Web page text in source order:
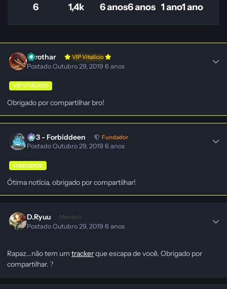
6 1,4k 6 anos6 anos 1 ano1 ano
Zerothar VIP Vitalício
PostadoOutubro 29, 20196 anos
VIP VITALÍCIO
Obrigado por compartilhar bro!
403 - Forbiddeen Fundador
PostadoOutubro 29, 20196 anos
FUNDADOR
Ótima notícia, obrigado por compartilhar!
D.Ryuu Membro
PostadoOutubro 29, 20196 anos
Rapaz...não tem um trackerque escapa de você. Obrigado por
compartilhar. ?